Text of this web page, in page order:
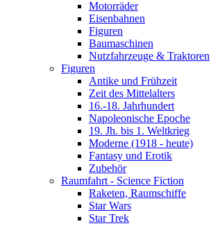
Motorräder
Eisenbahnen
Figuren
Baumaschinen
Nutzfahrzeuge & Traktoren
Figuren
Antike und Frühzeit
Zeit des Mittelalters
16.-18. Jahrhundert
Napoleonische Epoche
19. Jh. bis 1. Weltkrieg
Moderne (1918 - heute)
Fantasy und Erotik
Zubehör
Raumfahrt - Science Fiction
Raketen, Raumschiffe
Star Wars
Star Trek